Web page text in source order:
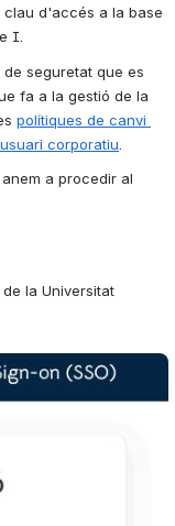
d'accés a la base
I.
seguretat que es
polítiques de canvi
corporatiu
a procedir al
de la Universitat